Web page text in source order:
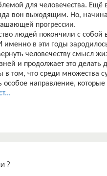
для человечества.
вон выходящим. Но,
прогрессии.
людей покончили с
в эти годы
человечеству смысл
и продолжает это делать
в том, что среди множества
особое направление,
Да, оно, как и все остальные
о других столь же
и «слово», то они
?